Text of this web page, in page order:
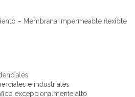
– Membrana impermeable flexible
e industriales
excepcionalmente alto